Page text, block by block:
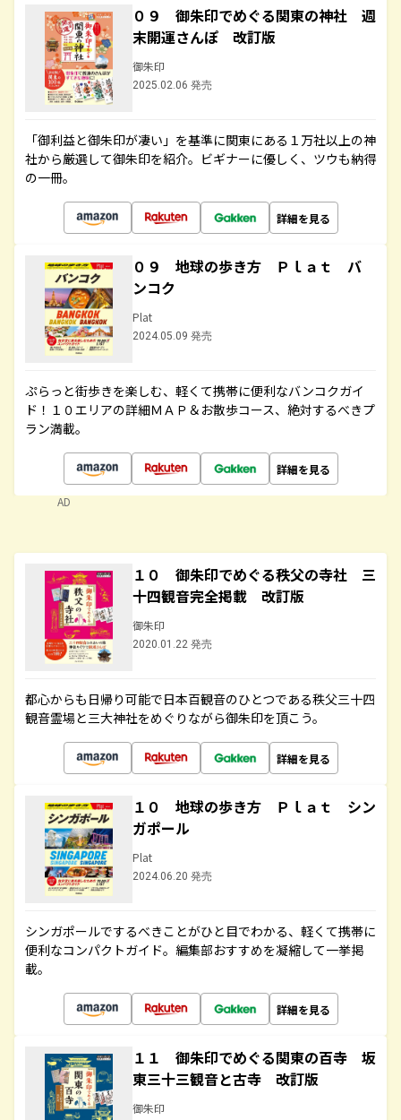
０９ 御朱印でめぐる関東の神社 週
末開運さんぽ 改訂版
御朱印
2025.02.06 発売
「御利益と御朱印が凄い」を基準に関東にある１万社以上の神
社から厳選して御朱印を紹介。ビギナーに優しく、ツウも納得
の一冊。
詳細を見る
０９ 地球の歩き方 Ｐｌａｔ バ
ンコク
Plat
2024.05.09 発売
ぷらっと街歩きを楽しむ、軽くて携帯に便利なバンコクガイ
ド！１０エリアの詳細ＭＡＰ＆お散歩コース、絶対するべきプ
ラン満載。
詳細を見る
AD
１０ 御朱印でめぐる秩父の寺社 三
十四観音完全掲載 改訂版
御朱印
2020.01.22 発売
都心からも日帰り可能で日本百観音のひとつである秩父三十四
観音霊場と三大神社をめぐりながら御朱印を頂こう。
詳細を見る
１０ 地球の歩き方 Ｐｌａｔ シン
ガポール
Plat
2024.06.20 発売
シンガポールでするべきことがひと目でわかる、軽くて携帯に
便利なコンパクトガイド。編集部おすすめを凝縮して一挙掲
載。
詳細を見る
１１ 御朱印でめぐる関東の百寺 坂
東三十三観音と古寺 改訂版
御朱印